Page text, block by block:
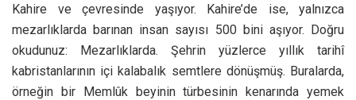
Kahire ve çevresinde yaşıyor. Kahire’de ise, yalnızca
mezarlıklarda barınan insan sayısı 500 bini aşıyor. Doğru
okudunuz: Mezarlıklarda. Şehrin yüzlerce yıllık tarihî
kabristanlarının içi kalabalık semtlere dönüşmüş. Buralarda,
örneğin bir Memlûk beyinin türbesinin kenarında yemek